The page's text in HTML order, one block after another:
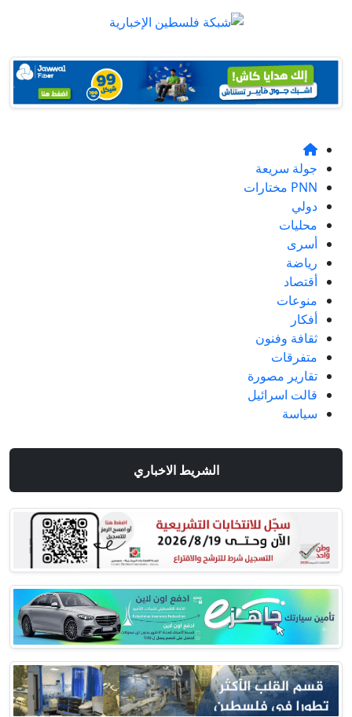
جولة سريعة
PNN مختارات
دولي
محليات
أسرى
رياضة
أقتصاد
منوعات
أفكار
ثقافة وفنون
متفرقات
تقارير مصورة
قالت اسرائيل
سياسة
الشريط الاخباري